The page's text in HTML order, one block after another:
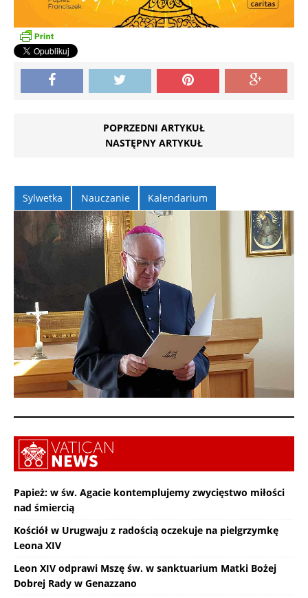
POPRZEDNI ARTYKUŁ
NASTĘPNY ARTYKUŁ
Sylwetka Nauczanie Kalendarium
Papież: w św. Agacie kontemplujemy zwycięstwo miłości
nad śmiercią
Kościół w Urugwaju z radością oczekuje na pielgrzymkę
Leona XIV
Leon XIV odprawi Mszę św. w sanktuarium Matki Bożej
Dobrej Rady w Genazzano